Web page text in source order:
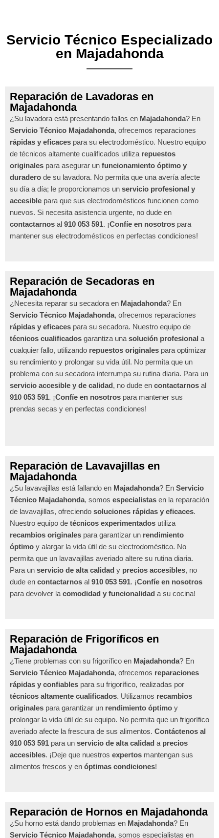
Servicio Técnico Especializado
en Majadahonda
Reparación de Lavadoras en
Majadahonda
¿Su lavadora está presentando fallos en Majadahonda? En
Servicio Técnico Majadahonda, ofrecemos reparaciones
rápidas y eficaces para su electrodoméstico. Nuestro equipo
de técnicos altamente cualificados utiliza repuestos
originales para asegurar un funcionamiento óptimo y
duradero de su lavadora. No permita que una avería afecte
su día a día; le proporcionamos un servicio profesional y
accesible para que sus electrodomésticos funcionen como
nuevos. Si necesita asistencia urgente, no dude en
contactarnos al 910 053 591. ¡Confíe en nosotros para
mantener sus electrodomésticos en perfectas condiciones!
Reparación de Secadoras en
Majadahonda
¿Necesita reparar su secadora en Majadahonda? En
Servicio Técnico Majadahonda, ofrecemos reparaciones
rápidas y eficaces para su secadora. Nuestro equipo de
técnicos cualificados garantiza una solución profesional a
cualquier fallo, utilizando repuestos originales para optimizar
su rendimiento y prolongar su vida útil. No permita que un
problema con su secadora interrumpa su rutina diaria. Para un
servicio accesible y de calidad, no dude en contactarnos al
910 053 591. ¡Confíe en nosotros para mantener sus
prendas secas y en perfectas condiciones!
Reparación de Lavavajillas en
Majadahonda
¿Su lavavajillas está fallando en Majadahonda? En Servicio
Técnico Majadahonda, somos especialistas en la reparación
de lavavajillas, ofreciendo soluciones rápidas y eficaces.
Nuestro equipo de técnicos experimentados utiliza
recambios originales para garantizar un rendimiento
óptimo y alargar la vida útil de su electrodoméstico. No
permita que un lavavajillas averiado altere su rutina diaria.
Para un servicio de alta calidad y precios accesibles, no
dude en contactarnos al 910 053 591. ¡Confíe en nosotros
para devolver la comodidad y funcionalidad a su cocina!
Reparación de Frigoríficos en
Majadahonda
¿Tiene problemas con su frigorífico en Majadahonda? En
Servicio Técnico Majadahonda, ofrecemos reparaciones
rápidas y confiables para su frigorífico, realizadas por
técnicos altamente cualificados. Utilizamos recambios
originales para garantizar un rendimiento óptimo y
prolongar la vida útil de su equipo. No permita que un frigorífico
averiado afecte la frescura de sus alimentos. Contáctenos al
910 053 591 para un servicio de alta calidad a precios
accesibles. ¡Deje que nuestros expertos mantengan sus
alimentos frescos y en óptimas condiciones!
Reparación de Hornos en Majadahonda
¿Su horno está dando problemas en Majadahonda? En
Servicio Técnico Majadahonda, somos especialistas en